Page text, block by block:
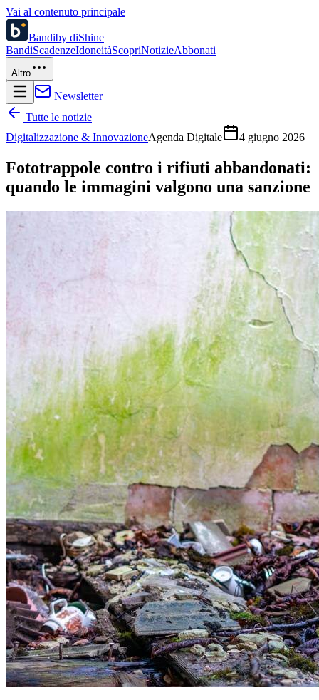
Vai al contenuto principale
Bandiby diShine
BandiScadenzeIdoneitàScopriNotizieAbbonati
Altro
Newsletter
Tutte le notizie
Digitalizzazione & InnovazioneAgenda Digitale 4 giugno 2026
Fototrappole contro i rifiuti abbandonati:
quando le immagini valgono una sanzione